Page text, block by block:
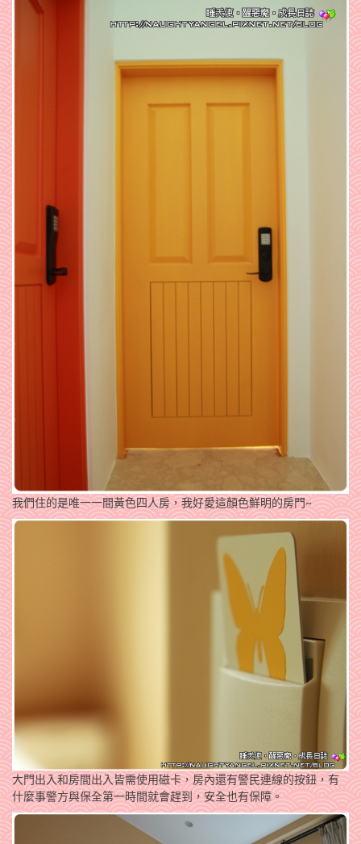
我們住的是唯一一間黃色四人房，我好愛這顏色鮮明的房門~
大門出入和房間出入皆需使用磁卡，房內還有警民連線的按鈕，有
什麼事警方與保全第一時間就會趕到，安全也有保障。